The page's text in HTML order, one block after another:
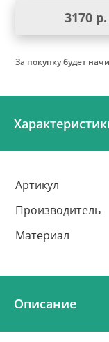
3170 р.
За покупку будет
Артикул
Производитель
Материал
Описание